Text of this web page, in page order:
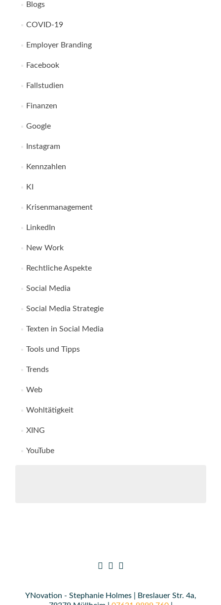
Blogs
COVID-19
Employer Branding
Facebook
Fallstudien
Finanzen
Google
Instagram
Kennzahlen
KI
Krisenmanagement
LinkedIn
New Work
Rechtliche Aspekte
Social Media
Social Media Strategie
Texten in Social Media
Tools und Tipps
Trends
Web
Wohltätigkeit
XING
YouTube
YNovation - Stephanie Holmes | Breslauer Str. 4a,